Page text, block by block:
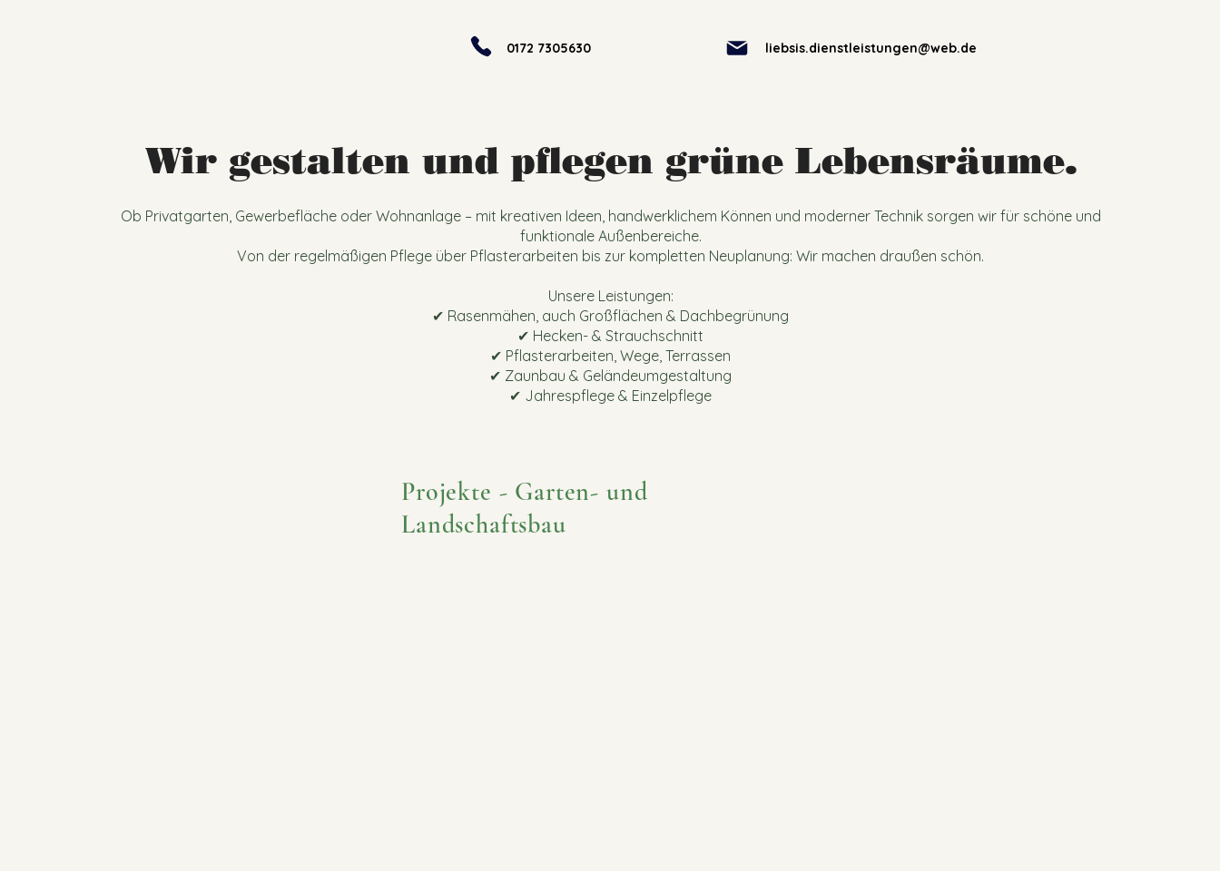
0172 7305630 liebsis.dienstleistungen@web.de
Wir gestalten und pflegen grüne Lebensräume.
Ob Privatgarten, Gewerbefläche oder Wohnanlage – mit kreativen Ideen, handwerklichem Können und moderner Technik sorgen wir für schöne und
funktionale Außenbereiche.
Von der regelmäßigen Pflege über Pflasterarbeiten bis zur kompletten Neuplanung: Wir machen draußen schön.
Unsere Leistungen:
✔ Rasenmähen, auch Großflächen & Dachbegrünung
✔ Hecken- & Strauchschnitt
✔ Pflasterarbeiten, Wege, Terrassen
✔ Zaunbau & Geländeumgestaltung
✔ Jahrespflege & Einzelpflege
Projekte - Garten- und
Landschaftsbau